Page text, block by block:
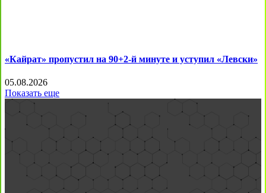
«Кайрат» пропустил на 90+2-й минуте и уступил «Левски»
05.08.2026
Показать еще